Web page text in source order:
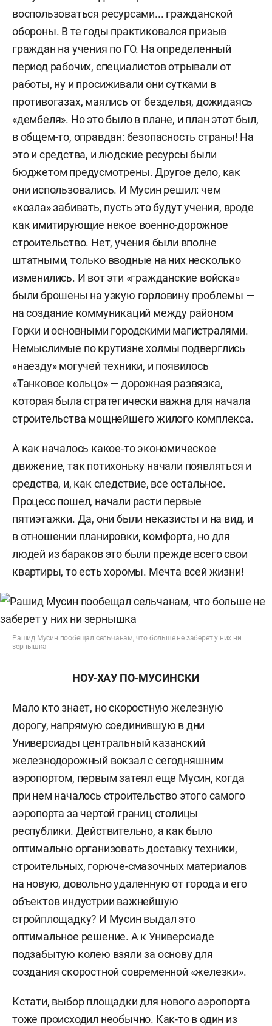
воспользоваться ресурсами... гражданской
обороны. В те годы практиковался призыв
граждан на учения по ГО. На определенный
период рабочих, специалистов отрывали от
работы, ну и просиживали они сутками в
противогазах, маялись от безделья, дожидаясь
«дембеля». Но это было в плане, и план этот был,
в общем-то, оправдан: безопасность страны! На
это и средства, и людские ресурсы были
бюджетом предусмотрены. Другое дело, как
они использовались. И Мусин решил: чем
«козла» забивать, пусть это будут учения, вроде
как имитирующие некое военно-дорожное
строительство. Нет, учения были вполне
штатными, только вводные на них несколько
изменились. И вот эти «гражданские войска»
были брошены на узкую горловину проблемы —
на создание коммуникаций между районом
Горки и основными городскими магистралями.
Немыслимые по крутизне холмы подверглись
«наезду» могучей техники, и появилось
«Танковое кольцо» — дорожная развязка,
которая была стратегически важна для начала
строительства мощнейшего жилого комплекса.
А как началось какое-то экономическое
движение, так потихоньку начали появляться и
средства, и, как следствие, все остальное.
Процесс пошел, начали расти первые
пятиэтажки. Да, они были неказисты и на вид, и
в отношении планировки, комфорта, но для
людей из бараков это были прежде всего свои
квартиры, то есть хоромы. Мечта всей жизни!
Рашид Мусин пообещал сельчанам, что больше не заберет у них ни
зернышка
НОУ-ХАУ ПО-МУСИНСКИ
Мало кто знает, но скоростную железную
дорогу, напрямую соединившую в дни
Универсиады центральный казанский
железнодорожный вокзал с сегодняшним
аэропортом, первым затеял еще Мусин, когда
при нем началось строительство этого самого
аэропорта за чертой границ столицы
республики. Действительно, а как было
оптимально организовать доставку техники,
строительных, горюче-смазочных материалов
на новую, довольно удаленную от города и его
объектов индустрии важнейшую
стройплощадку? И Мусин выдал это
оптимальное решение. А к Универсиаде
подзабытую колею взяли за основу для
создания скоростной современной «железки».
Кстати, выбор площадки для нового аэропорта
тоже происходил необычно. Как-то в один из